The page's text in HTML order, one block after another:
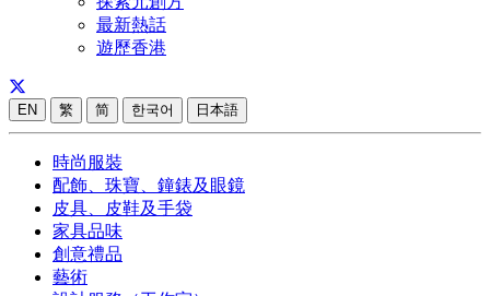
最新熱話
遊歷香港
EN 繁 简 한국어 日本語
時尚服裝
配飾、珠寶、鐘錶及眼鏡
皮具、皮鞋及手袋
家具品味
創意禮品
藝術